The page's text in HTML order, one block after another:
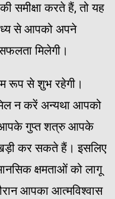
समीक्षा करते हैं, तो यह
से आपको अपने
मिलेगी।
रूप से शुभ रहेगी।
न करें अन्यथा आपको
आपके गुप्त शत्रु आपके
कर सकते हैं। इसलिए
क्षमताओं को लागू
आपका आत्मविश्वास